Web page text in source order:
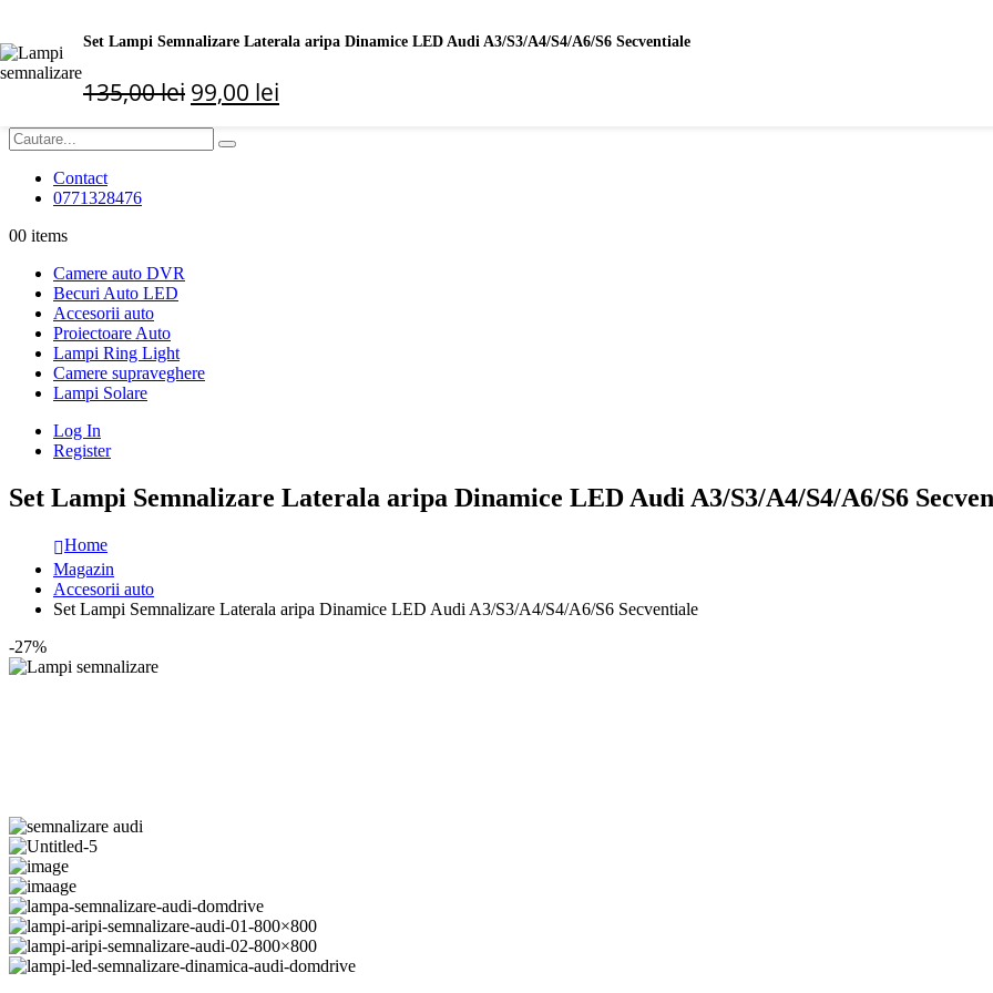
Log In
Register
Contact
0771328476
00 items
Camere auto DVR
Becuri Auto LED
Accesorii auto
Proiectoare Auto
Lampi Ring Light
Camere supraveghere
Lampi Solare
Log In
Register
Set Lampi Semnalizare Laterala aripa Dinamice LED Audi A3/S3/A4/S4/A6/S6
Home
Magazin
Accesorii auto
Set Lampi Semnalizare Laterala aripa Dinamice LED Audi A3/S3/A4/S4/A6/S6 Secventiale
-27%
Set Lampi Semnalizare Laterala aripa Dinamice LED Audi A3/S3/A4/S4/A6/S6 Secventiale
135,00lei 99,00 lei